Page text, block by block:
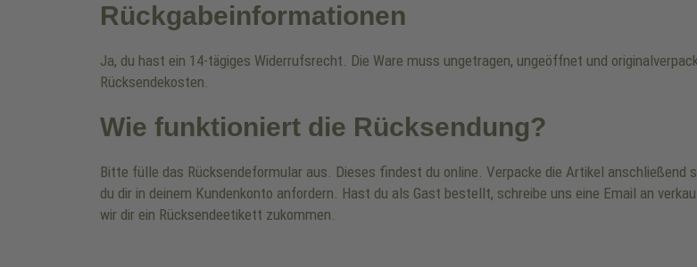
Rückgabeinformationen
Ja, du hast ein 14-tägiges Widerrufsrecht. Die Ware muss ungetragen, ungeöffnet und
Rücksendekosten.
Wie funktioniert die Rücksendung?
Bitte fülle das Rücksendeformular aus. Dieses findest du online. Verpacke die Artikel
du dir in deinem Kundenkonto anfordern. Hast du als Gast bestellt, schreibe uns eine Email an
wir dir ein Rücksendeetikett zukommen.